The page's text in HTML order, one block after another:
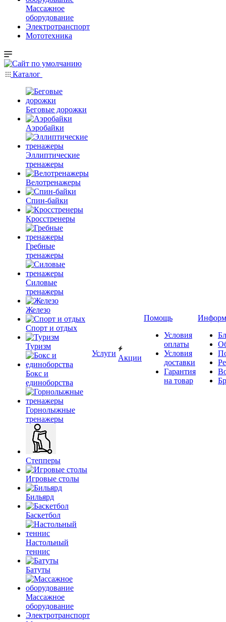
Массажное
оборудование
Электротранспорт
Мототехника
Каталог
Беговые дорожки
Аэробайки
Эллиптические
тренажеры
Велотренажеры
Спин-байки
Кросстренеры
Гребные
тренажеры
Силовые
тренажеры
Железо
Спорт и отдых
Туризм
Бокс и
единоборства
Горнолыжные
тренажеры
Степперы
Игровые столы
Бильярд
Баскетбол
Настольный
теннис
Батуты
Массажное
оборудование
Электротранспорт
Услуги
Акции
Помощь
Условия
оплаты
Условия
доставки
Гарантия
на товар